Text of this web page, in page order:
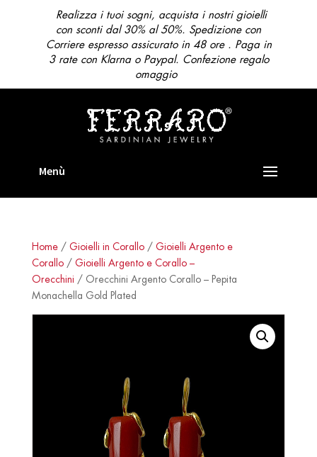
Home/ Gioielli in Corallo/ Gioielli Argento e
Corallo/ Gioielli Argento e Corallo –
Orecchini / Orecchini Argento Corallo – Pepita
Monachella Gold Plated
Realizza i tuoi sogni, acquista i nostri gioielli
con sconti dal 30% al 50%. Spedizione con
Corriere espresso assicurato in 48 ore . Paga in
3 rate con Klarna o Paypal. Confezione regalo
omaggio